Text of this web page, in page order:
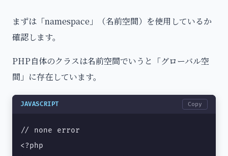
まずは「namespace」（名前空間）を使用しているか
確認します。
PHP自体のクラスは名前空間でいうと「グローバル空
間」に存在しています。
JAVASCRIPT Copy
// none error
<?php